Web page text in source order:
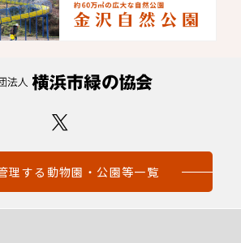
理する動物園・公園等一覧